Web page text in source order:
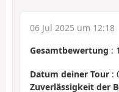
06 Jul 2025 um 12:18
Gesamtbewertung : 1
Datum deiner Tour :
Zuverlässigkeit der